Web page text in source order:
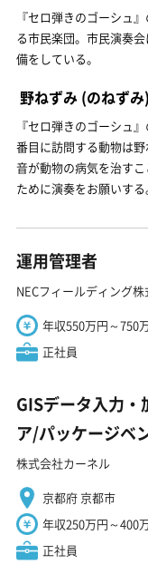
『セロ弾きのゴーシュ
る市民楽団。市民演奏
備をしている。
野ねずみ (のねずみ)
『セロ弾きのゴーシュ
番目に訪問する動物は
音が動物の病気を治す
ために演奏をお願いする
運用管理者
NECフィールディング
年収550万円～750
正社員
GISデータ入力
ア/パッケージベ
株式会社カーネル
京都府 京都市
年収250万円～400
正社員